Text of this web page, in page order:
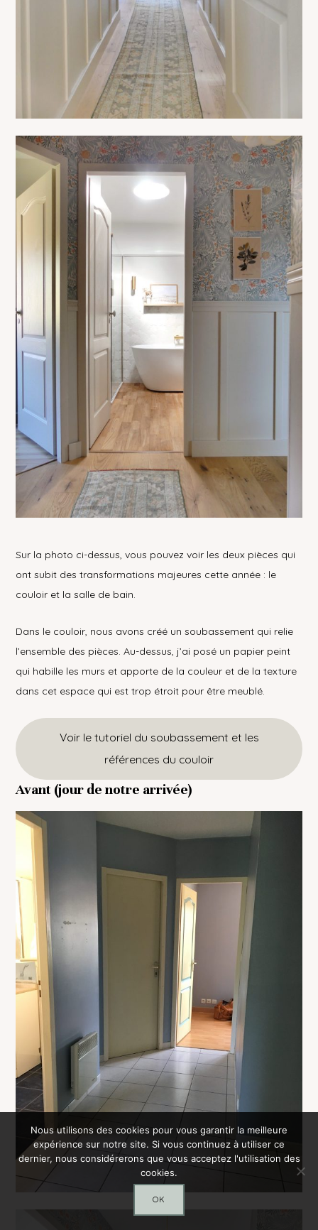
Sur la photo ci-dessus, vous pouvez voir les deux pièces qui
ont subit des transformations majeures cette année : le
couloir et la salle de bain.
Dans le couloir, nous avons créé un soubassement qui relie
l’ensemble des pièces. Au-dessus, j’ai posé un papier peint
qui habille les murs et apporte de la couleur et de la texture
dans cet espace qui est trop étroit pour être meublé.
Voir le tutoriel du soubassement et les
références du couloir
Avant (jour de notre arrivée)
Nous utilisons des cookies pour vous garantir la meilleure
expérience sur notre site. Si vous continuez à utiliser ce
dernier, nous considérerons que vous acceptez l'utilisation des
cookies.
OK